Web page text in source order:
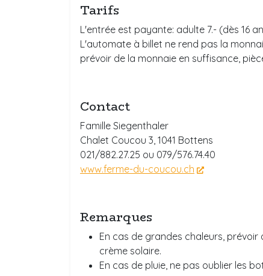
Tarifs
L'entrée est payante: adulte 7.- (dès 16
L'automate à billet ne rend pas la
prévoir de la monnaie en suffisance,
Contact
Famille Siegenthaler
Chalet Coucou 3, 1041 Bottens
021/882.27.25 ou 079/576.74.40
www.ferme-du-coucou.ch
Remarques
En cas de grandes chaleurs,
crème solaire.
En cas de pluie, ne pas oublier les